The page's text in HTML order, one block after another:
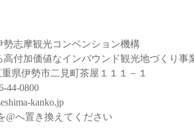
勢志摩観光コンベンション機構
高付加価値なインバウンド観光地づくり事
県伊勢市二見町茶屋１１１－１
44-0800
kanko.jp
き換えてください